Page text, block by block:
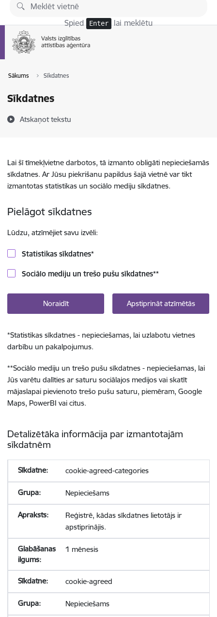
Pāriet uz lapas saturu
Spied Enter lai meklētu
Sākums Sīkdatnes
Sīkdatnes
Atskaņot tekstu
Lai šī tīmekļvietne darbotos, tā izmanto obligāti nepieciešamās
sīkdatnes. Ar Jūsu piekrišanu papildus šajā vietnē var tikt
izmantotas statistikas un sociālo mediju sīkdatnes.
Pielāgot sīkdatnes
Lūdzu, atzīmējiet savu izvēli:
Statistikas sīkdatnes*
Sociālo mediju un trešo pušu sīkdatnes**
Noraidīt Apstiprināt atzīmētās
*Statistikas sīkdatnes - nepieciešamas, lai uzlabotu vietnes
darbību un pakalpojumus.
**Sociālo mediju un trešo pušu sīkdatnes - nepieciešamas, lai
Jūs varētu dalīties ar saturu sociālajos medijos vai skatīt
mājaslapai pievienoto trešo pušu saturu, piemēram, Google
Maps, PowerBI vai citus.
Detalizētāka informācija par izmantotajām
sīkdatnēm
cookie-agreed-categories
Nepieciešams
Reģistrē, kādas sīkdatnes lietotājs ir
apstiprinājis.
1 mēnesis
cookie-agreed
Nepieciešams